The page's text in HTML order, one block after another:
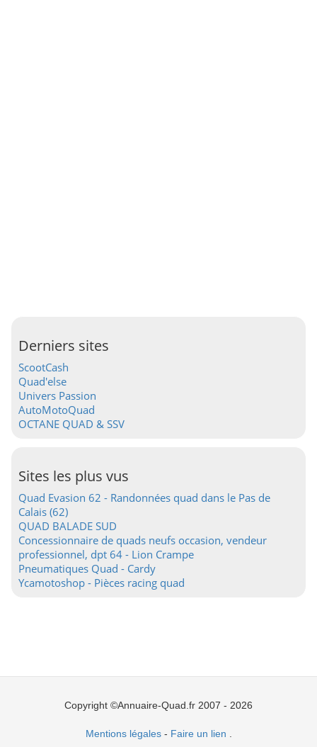
Derniers sites
ScootCash
Quad'else
Univers Passion
AutoMotoQuad
OCTANE QUAD & SSV
Sites les plus vus
Quad Evasion 62 - Randonnées quad dans le Pas de
Calais (62)
QUAD BALADE SUD
Concessionnaire de quads neufs occasion, vendeur
professionnel, dpt 64 - Lion Crampe
Pneumatiques Quad - Cardy
Ycamotoshop - Pièces racing quad
Copyright ©Annuaire-Quad.fr 2007 - 2026
Mentions légales- Faire un lien